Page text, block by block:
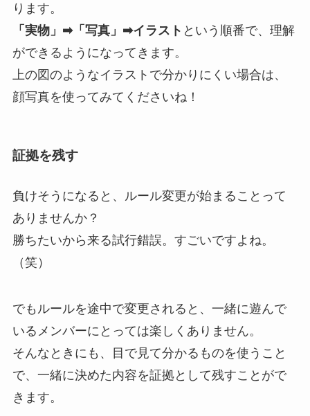
ります。
「実物」➡︎「写真」➡︎イラスト という順番で、理解
ができるようになってきます。
上の図のようなイラストで分かりにくい場合は、
顔写真を使ってみてくださいね！
証拠を残す
負けそうになると、ルール変更が始まることって
ありませんか？
勝ちたいから来る試行錯誤。すごいですよね。
（笑）
でもルールを途中で変更されると、一緒に遊んで
いるメンバーにとっては楽しくありません。
そんなときにも、目で見て分かるものを使うこと
で、一緒に決めた内容を証拠として残すことがで
きます。